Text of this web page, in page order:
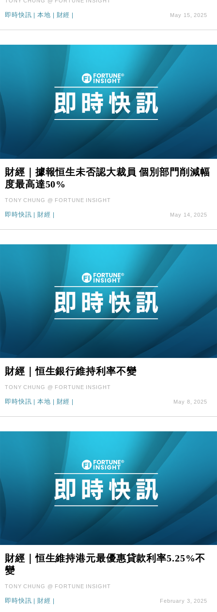
即時快訊 |本地 財經 May 15, 2025
財經｜據報恒生未否認大裁員 個別部門削減幅
度最高達50%
TONY CHUNG @ FORTUNE INSIGHT
即時快訊 | 財經 | May 14, 2025
財經｜恒生銀行維持利率不變
TONY CHUNG @ FORTUNE INSIGHT
即時快訊 |本地 | 財經 | May 8, 2025
財經｜恒生維持港元最優惠貸款利率5.25%不
變
TONY CHUNG @ FORTUNE INSIGHT
即時快訊 財經 February 3, 2025